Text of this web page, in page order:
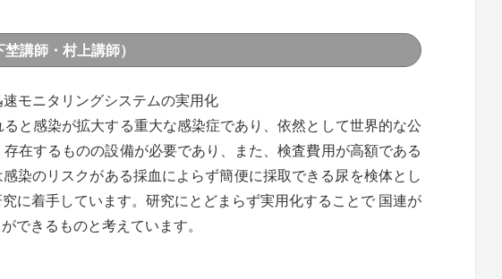
講師・村上講師）
モニタリングシステムの実用化
と感染が拡大する重大な感染症であり、依然として世界的な公
在するものの設備が必要であり、また、検査費用が高額である
染のリスクがある採血によらず簡便に採取できる尿を検体とし
に着手しています。研究にとどまらず実用化することで 国連が
できるものと考えています。